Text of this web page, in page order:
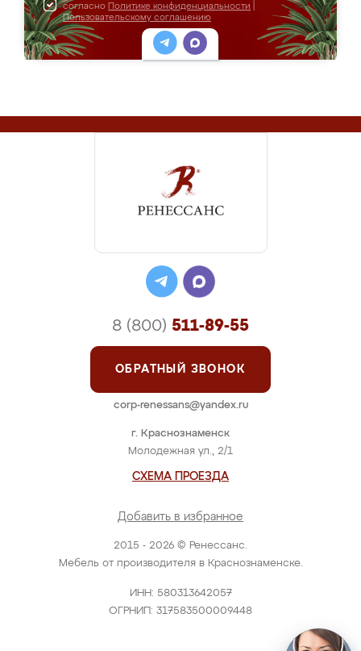
согласно Политике конфиденциальности
Пользовательскому соглашению
2015 - 2026 © Ренессанс.
Мебель от производителя в Краснознаменске.
ИНН: 580313642057
ОГРНИП: 317583500009448
г. Краснознаменск
Молодежная ул., 2/1
СХЕМА ПРОЕЗДА
Добавить в избранное
8 (800) 511-89-55
ОБРАТНЫЙ ЗВОНОК
corp-renessans@yandex.ru